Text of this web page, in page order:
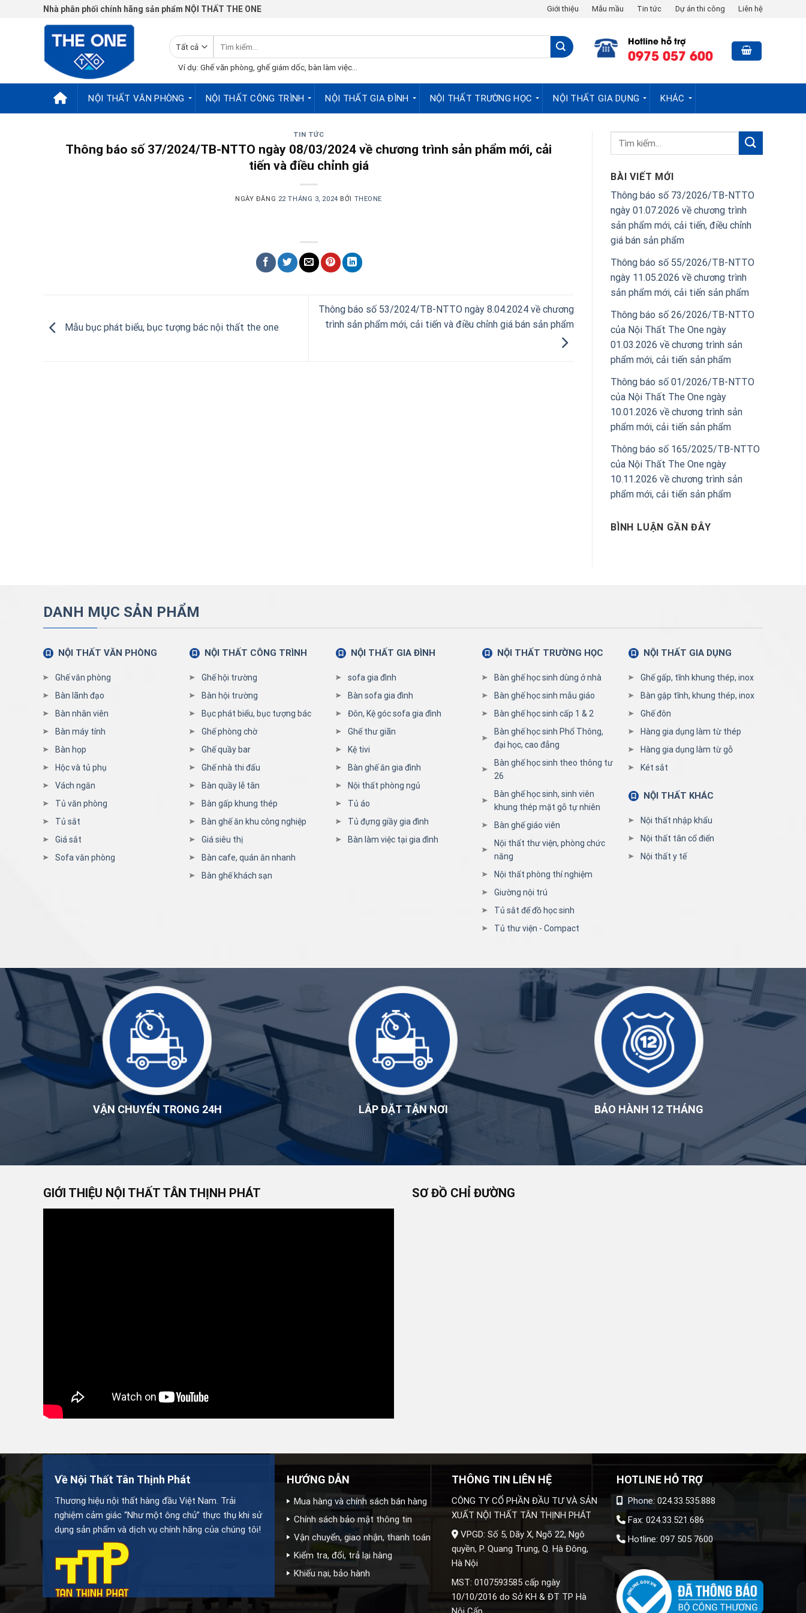
Nhà phân phối chính hãng sản phẩm NỘI THẤT THE ONE Giới thiệu Mẫu mầu Tin tức Dự án thi công Liên hệ
kiếm:
Ví dụ: Ghế văn phòng, ghế giám dốc, bàn làm việc...
Hotline hỗ trợ
0975 057 600
NỘI THẤT VĂN PHÒNG NỘI THẤT CÔNG TRÌNH NỘI THẤT GIA ĐÌNH NỘI THẤT TRƯỜNG HỌC NỘI THẤT GIA DỤNG KHÁC
TIN TỨC
Thông báo số 37/2024/TB-NTTO ngày 08/03/2024 về chương trình sản phẩm mới, cải
tiến và điều chỉnh giá
NGÀY ĐĂNG 22 THÁNG 3, 2024 BỞI THEONE
Mẫu bục phát biểu, bục tượng bác nội thất the one
Thông báo số 53/2024/TB-NTTO ngày 8.04.2024 về chương
trình sản phẩm mới, cải tiến và điều chỉnh giá bán sản phẩm
BÀI VIẾT MỚI
Thông báo số 73/2026/TB-NTTO
ngày 01.07.2026 về chương trình
sản phẩm mới, cải tiến, điều chỉnh
giá bán sản phẩm
Thông báo số 55/2026/TB-NTTO
ngày 11.05.2026 về chương trình
sản phẩm mới, cải tiến sản phẩm
Thông báo số 26/2026/TB-NTTO
của Nội Thất The One ngày
01.03.2026 về chương trình sản
phẩm mới, cải tiến sản phẩm
Thông báo số 01/2026/TB-NTTO
của Nội Thất The One ngày
10.01.2026 về chương trình sản
phẩm mới, cải tiến sản phẩm
Thông báo số 165/2025/TB-NTTO
của Nội Thất The One ngày
10.11.2026 về chương trình sản
phẩm mới, cải tiến sản phẩm
BÌNH LUẬN GẦN ĐÂY
DANH MỤC SẢN PHẨM
NỘI THẤT VĂN PHÒNG
Ghế văn phòng
Bàn lãnh đạo
Bàn nhân viên
Bàn máy tính
Bàn họp
Hộc và tủ phụ
Vách ngăn
Tủ văn phòng
Tủ sắt
Giá sắt
Sofa văn phòng
NỘI THẤT CÔNG TRÌNH
Ghế hội trường
Bàn hội trường
Bục phát biểu, bục tượng bác
Ghế phòng chờ
Ghế quầy bar
Ghế nhà thi đấu
Bàn quầy lễ tân
Bàn gấp khung thép
Bàn ghế ăn khu công nghiệp
Giá siêu thị
Bàn cafe, quán ăn nhanh
Bàn ghế khách sạn
NỘI THẤT GIA ĐÌNH
sofa gia đình
Bàn sofa gia đình
Đôn, Kệ góc sofa gia đình
Ghế thư giãn
Kệ tivi
Bàn ghế ăn gia đình
Nội thất phòng ngủ
Tủ áo
Tủ đựng giầy gia đình
Bàn làm việc tại gia đình
NỘI THẤT TRƯỜNG HỌC
Bàn ghế học sinh dùng ở nhà
Bàn ghế học sinh mẫu giáo
Bàn ghế học sinh cấp 1 & 2
Bàn ghế học sinh Phổ Thông,
đại học, cao đẳng
Bàn ghế học sinh theo thông tư
26
Bàn ghế học sinh, sinh viên
khung thép mặt gỗ tự nhiên
Bàn ghế giáo viên
Nội thất thư viện, phòng chức
năng
Nội thất phòng thí nghiệm
Giường nội trú
Tủ sắt để đồ học sinh
Tủ thư viện - Compact
NỘI THẤT GIA DỤNG
Ghế gấp, tĩnh khung thép, inox
Bàn gập tĩnh, khung thép, inox
Ghế đôn
Hàng gia dụng làm từ thép
Hàng gia dụng làm từ gỗ
Két sắt
NỘI THẤT KHÁC
Nội thất nhập khẩu
Nội thất tân cổ điển
Nội thất y tế
VẬN CHUYỂN TRONG 24H LẮP ĐẶT TẬN NƠI BẢO HÀNH 12 THÁNG
GIỚI THIỆU NỘI THẤT TÂN THỊNH PHÁT SƠ ĐỒ CHỈ ĐƯỜNG
Về Nội Thất Tân Thịnh Phát
Thương hiệu nội thất hàng đầu Việt Nam. Trải
nghiệm cảm giác “Như một ông chủ” thực thụ khi sử
dụng sản phẩm và dịch vụ chính hãng của chúng tôi!
HƯỚNG DẪN
Mua hàng và chính sách bán hàng
Chính sách bảo mật thông tin
Vận chuyển, giao nhận, thanh toán
Kiểm tra, đổi, trả lại hàng
Khiếu nại, bảo hành
THÔNG TIN LIÊN HỆ
CÔNG TY CỔ PHẦN ĐẦU TƯ VÀ SẢN
XUẤT NỘI THẤT TÂN THỊNH PHÁT
VPGD: Số 5, Dãy X, Ngõ 22, Ngô
quyền, P. Quang Trung, Q. Hà Đông,
Hà Nội
MST: 0107593585 cấp ngày
10/10/2016 do Sở KH & ĐT TP Hà
HOTLINE HỖ TRỢ
Phone: 024.33.535.888
Fax: 024.33.521.686
Hotline: 097 505 7600